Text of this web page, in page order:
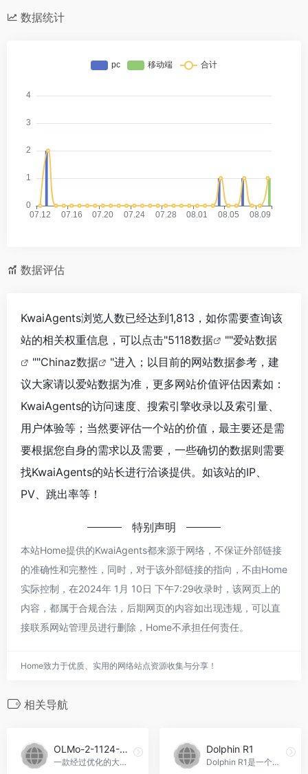
数据统计
数据评估
KwaiAgents浏览人数已经达到1,813，如你需要查询该
站的相关权重信息，可以点击"5118数据 ""爱站数据
""Chinaz数据
"进入；以目前的网站数据参考，建
议大家请以爱站数据为准，更多网站价值评估因素如：
KwaiAgents的访问速度、搜索引擎收录以及索引量、
用户体验等；当然要评估一个站的价值，最主要还是需
要根据您自身的需求以及需要，一些确切的数据则需要
找KwaiAgents的站长进行洽谈提供。如该站的IP、
PV、跳出率等！
特别声明
本站Home提供的KwaiAgents都来源于网络，不保证外部链接
的准确性和完整性，同时，对于该外部链接的指向，不由Home
实际控制，在2024年 1月 10日 下午7:29收录时，该网页上的
内容，都属于合规合法，后期网页的内容如出现违规，可以直
接联系网站管理员进行删除，Home不承担任何责任。
Home致力于优质、实用的网络站点资源收集与分享！
相关导航
OLMo-2-1124-13B-Instruct
一款经过优化的大型语言模型，擅长文本生成和对话。OLMo-2-1124-13B-Instruct官网入口网址
Dolphin R1
Dolphin R1是一个用于训练推理模型的数据集，包含80万条样本。